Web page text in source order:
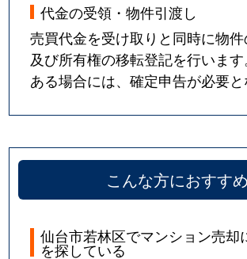
代金の受領・物件引渡し
売買代金を受け取りと同時に物
及び所有権の移転登記を行いま
ある場合には、確定申告が必要と
こんな方におすすめ
仙台市若林区でマンション売却
を探している